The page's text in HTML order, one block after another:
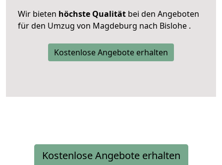
Wir bieten höchste Qualität bei den Angeboten
für den Umzug von Magdeburg nach Bislohe .
Kostenlose Angebote erhalten
Kostenlose Angebote erhalten